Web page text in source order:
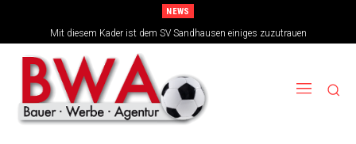
NEWS
Mit diesem Kader ist dem SV Sandhausen einiges zuzutrauen
TSG-Erfolgsarchitekten sehen sich für den Tanz auf drei Hochzeiten gut
aufgestellt